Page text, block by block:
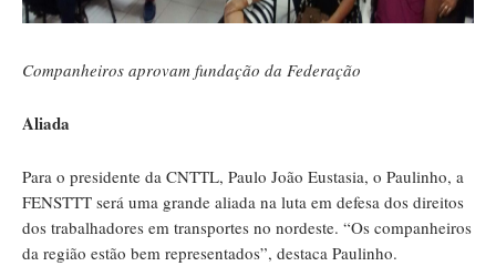
Companheiros aprovam fundação da Federação
Aliada
Para o presidente da CNTTL, Paulo João Eustasia, o Paulinho, a
FENSTTT será uma grande aliada na luta em defesa dos direitos
dos trabalhadores em transportes no nordeste. “Os companheiros
da região estão bem representados”, destaca Paulinho.